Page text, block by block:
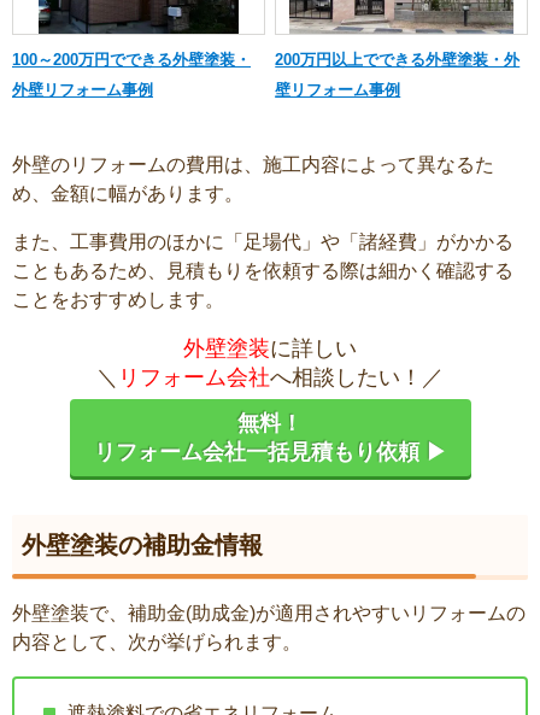
100～200万円でできる外壁塗装・
外壁リフォーム事例
200万円以上でできる外壁塗装・外
壁リフォーム事例
外壁のリフォームの費用は、施工内容によって異なるた
め、金額に幅があります。
また、工事費用のほかに「足場代」や「諸経費」がかかる
こともあるため、見積もりを依頼する際は細かく確認する
ことをおすすめします。
外壁塗装に詳しい
＼ リフォーム会社へ相談したい！／
無料！
リフォーム会社一括見積もり依頼 ▶
外壁塗装の補助金情報
外壁塗装で、補助金(助成金)が適用されやすいリフォームの
内容として、次が挙げられます。